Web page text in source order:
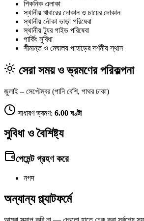
পিকনিক এলাকা
স্থানীয় খাবারের দোকান ও চায়ের দোকান
স্থানীয় নৌকা ভাড়া পরিষেবা
স্থানীয় ট্যুর গাইড পরিষেবা
পার্কিং সুবিধা
সীমান্ত ও মেঘালয় পাহাড়ের দর্শনীয় স্থান
সেরা সময় ও ভ্রমণের পরিকল্পনা
জুলাই – সেপ্টেম্বর (পানি বেশি, পাথর ঢাকা)
সাধারণ ভ্রমণ: 6.00 ঘণ্টা
সুবিধা ও বৈশিষ্ট্য
পেমেন্ট গ্রহণ করে
নগদ
অন্যান্য প্ল্যাটফর্মে